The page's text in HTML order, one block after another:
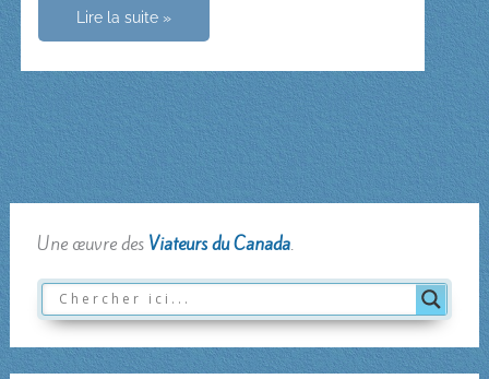
Tout
Dieu
de
miséricorde
Lire la suite »
Une œuvre des Viateurs du Canada.